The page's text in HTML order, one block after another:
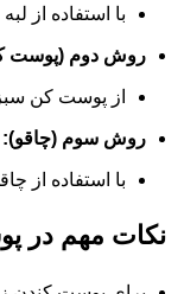
با استفاده از
روش دوم (پوست
از پوست کن
روش سوم (چاقو):
با استفاده از
نکات مهم در